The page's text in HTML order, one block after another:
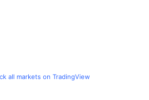
all markets on TradingView